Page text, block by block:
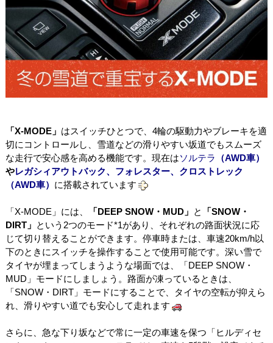
「X-MODE」 はスイッチひとつで、 4輪の駆動力やブレーキを適
切にコントロールし、雪道などの滑りやすい坂道でもスムーズ
な走行で安心感を高める機能です。現在はソルテラ
（AWD車）
やレガシィアウトバック、フォレスター、クロストレック
（AWD車） に搭載されています
「X-MODE」には、 「DEEP SNOW・MUD」 と
「SNOW・
DIRT」 という 2つのモード*1があり、それぞれの路面状況に応
じて切り替えることができます。停車時または、車速20km/h以
下のときにスイッチを操作することで使用可能です。深い雪で
タイヤが埋まってしまうような場面では、「DEEP SNOW・
MUD 」モードにしましょう。路面が凍っているときは、
「SNOW・ DIRT」モードにすることで、タイヤの空転が抑えら
れ、滑りやすい道でも安心して走れます
さらに、急な下り坂などで常に一定の車速を保つ「ヒルディセ